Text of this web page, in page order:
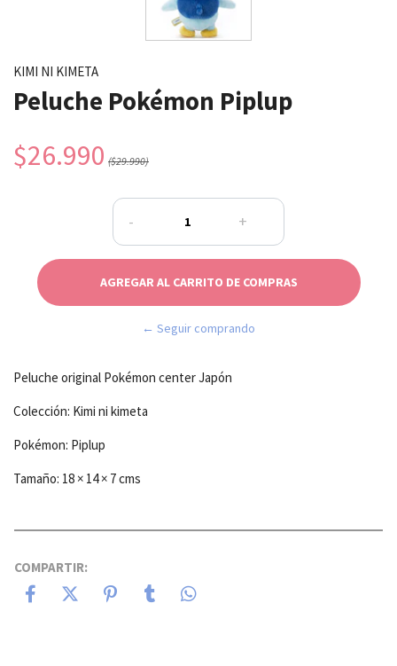
KIMI NI KIMETA
Peluche Pokémon Piplup
$26.990 ($29.990)
- +
← Seguir comprando
Peluche original Pokémon center Japón
Colección: Kimi ni kimeta
Pokémon: Piplup
Tamaño: 18 × 14 × 7 cms
COMPARTIR: